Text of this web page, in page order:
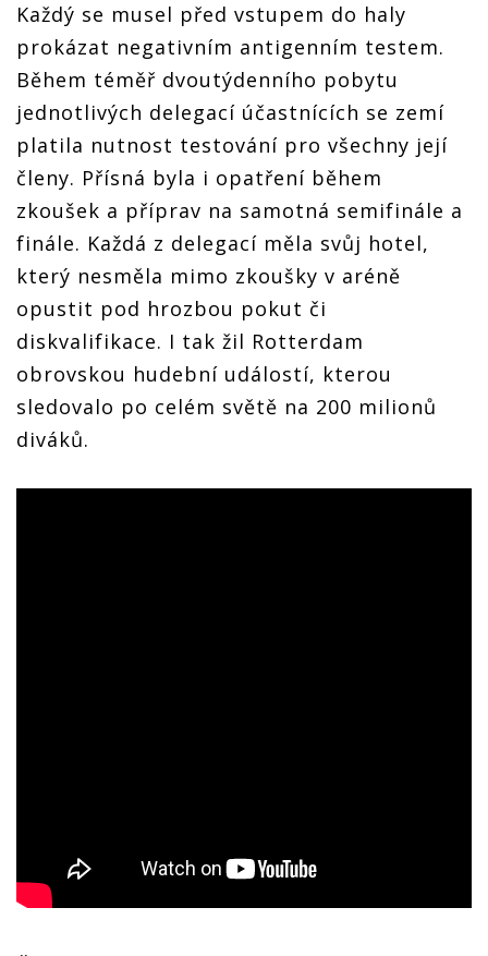
Každý se musel před vstupem do haly
prokázat negativním antigenním testem.
Během téměř dvoutýdenního pobytu
jednotlivých delegací účastnících se zemí
platila nutnost testování pro všechny její
členy. Přísná byla i opatření během
zkoušek a příprav na samotná semifinále a
finále. Každá z delegací měla svůj hotel,
který nesměla mimo zkoušky v aréně
opustit pod hrozbou pokut či
diskvalifikace. I tak žil Rotterdam
obrovskou hudební událostí, kterou
sledovalo po celém světě na 200 milionů
diváků.